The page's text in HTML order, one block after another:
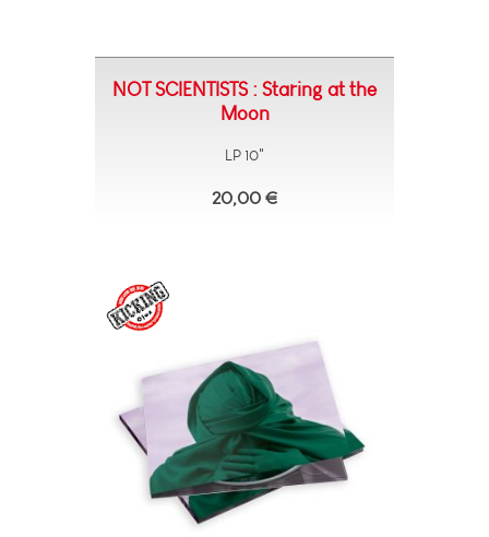
NOT SCIENTISTS : Staring at the
Moon
LP 10"
20,00 €